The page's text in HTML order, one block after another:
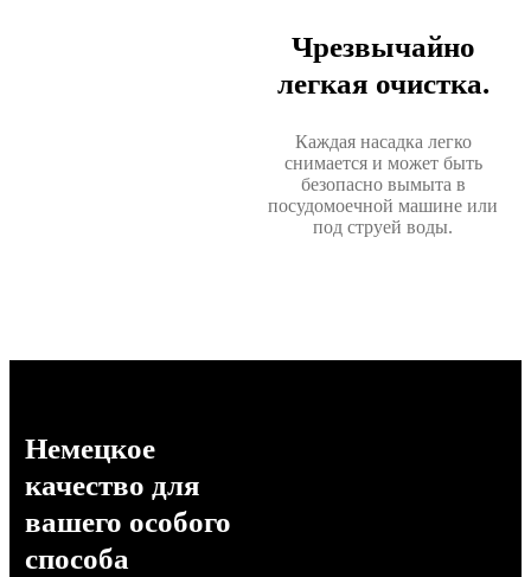
Чрезвычайно
легкая очистка.
Каждая насадка легко
снимается и может быть
безопасно вымыта в
посудомоечной машине или
под струей воды.
Немецкое
качество для
вашего особого
способа